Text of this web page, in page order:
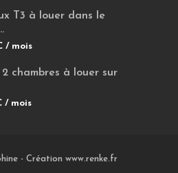
T3 à louer dans le
/ mois
2 chambres à louer sur
/ mois
-Création www.renke.fr